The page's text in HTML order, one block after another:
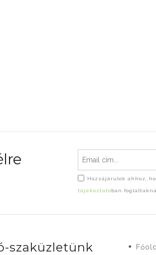
Hozzájárulok ahhoz,
tájékoztatóban
szaküzletünk ■